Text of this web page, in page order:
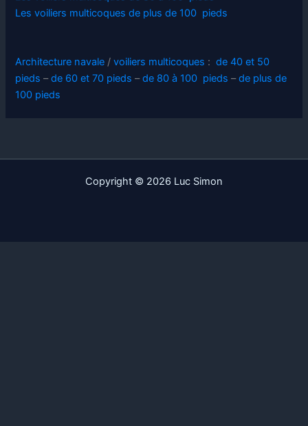
Les voiliers multicoques de plus de 100 pieds
Architecture navale /voiliers multicoques :de 40 et 50
pieds –de 60 et 70 pieds –de 80 à 100 pieds –de plus de
100 pieds
Copyright © 2026 Luc Simon